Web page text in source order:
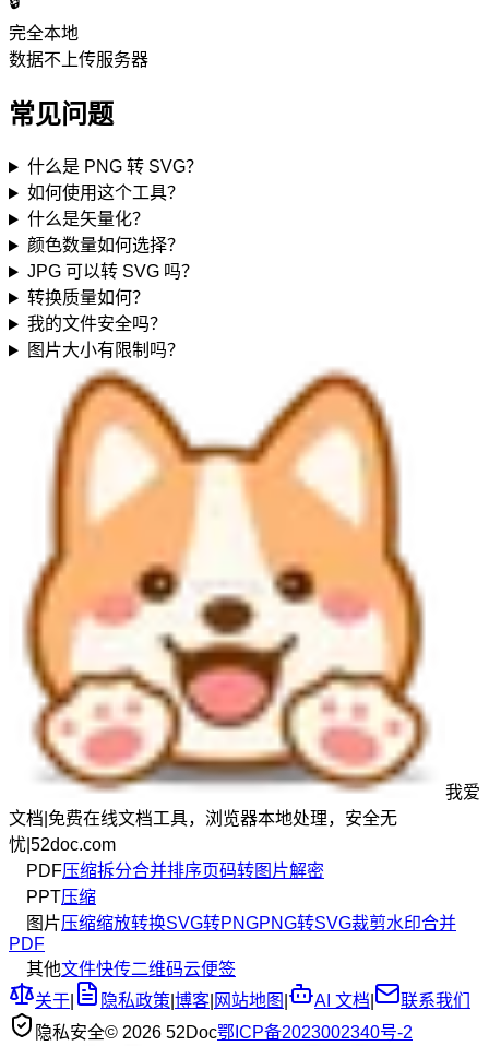
完全本地
数据不上传服务器
常见问题
什么是 PNG 转 SVG？
如何使用这个工具？
什么是矢量化？
颜色数量如何选择？
JPG 可以转 SVG 吗？
转换质量如何？
我的文件安全吗？
图片大小有限制吗？
我爱
文档 免费在线文档工具，浏览器本地处理，安全无
忧 52doc.com
PDF压缩拆分合并排序页码转图片解密
PPT压缩
图片压缩缩放转换SVG转PNGPNG转SVG裁剪水印合并
PDF
其他文件快传二维码云便签
关于
隐私政策 博客 网站地图 AI 文档
联系我们
隐私安全© 2026 52Doc鄂ICP备2023002340号-2